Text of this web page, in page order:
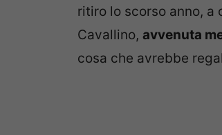
ritiro lo scorso anno, a
Cavallino, avvenuta
cosa che avrebbe